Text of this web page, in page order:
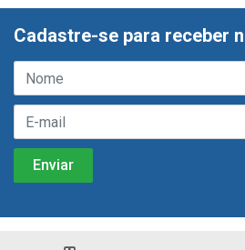
Cadastre-se para receber